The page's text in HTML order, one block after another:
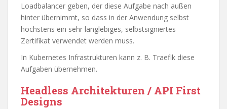
Loadbalancer geben, der diese Aufgabe nach außen
hinter übernimmt, so dass in der Anwendung selbst
höchstens ein sehr langlebiges, selbstsigniertes
Zertifikat verwendet werden muss.
In Kubernetes Infrastrukturen kann z. B. Traefik diese
Aufgaben übernehmen.
Headless Architekturen / API First
Designs